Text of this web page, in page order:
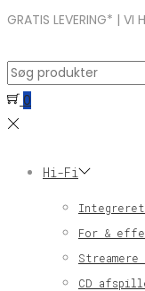
GRATIS LEVERING* | VI
Search
for:>
0
Hi-Fi
For &
CD